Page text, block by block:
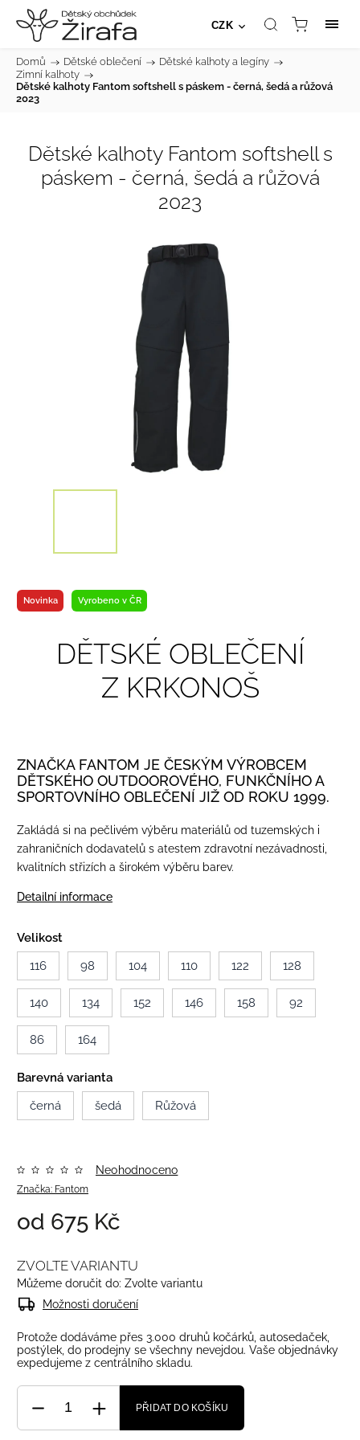
CZK
Domů / Dětské oblečení / Dětské kalhoty a legíny /
Zimní kalhoty /
Dětské kalhoty Fantom softshell s páskem - černá, šedá a růžová
2023
Dětské kalhoty Fantom softshell s
páskem - černá, šedá a růžová
2023
Novinka Vyrobeno v ČR
DĚTSKÉ OBLEČENÍ
Z KRKONOŠ
ZNAČKA FANTOM JE ČESKÝM VÝROBCEM
DĚTSKÉHO OUTDOOROVÉHO, FUNKČNÍHO A
SPORTOVNÍHO OBLEČENÍ JIŽ OD ROKU 1999.
Zakládá si na pečlivém výběru materiálů od tuzemských i
zahraničních dodavatelů s atestem zdravotní nezávadnosti,
kvalitních střizích a širokém výběru barev.
Detailní informace
Velikost
116
98 104 110 122 128
140 134 152 146 158 92
86 164
Barevná varianta
černá
šedá Růžová
Značka: Fantom
Neohodnoceno
od 675 Kč
ZVOLTE VARIANTU
Můžeme doručit do: Zvolte variantu
Možnosti doručení
Protože dodáváme přes 3.000 druhů kočárků, autosedaček,
postýlek, do prodejny se všechny nevejdou. Vaše objednávky
expedujeme z centrálního skladu.
PŘIDAT DO KOŠÍKU